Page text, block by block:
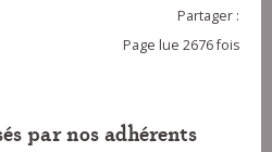
Partager :
Page lue 2676 fois
par nos adhérents